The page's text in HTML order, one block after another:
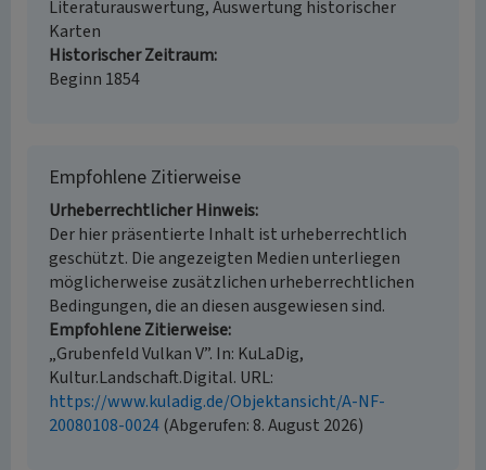
Literaturauswertung, Auswertung historischer
Karten
Historischer Zeitraum
Beginn 1854
Empfohlene Zitierweise
Urheberrechtlicher Hinweis
Der hier präsentierte Inhalt ist urheberrechtlich
geschützt. Die angezeigten Medien unterliegen
möglicherweise zusätzlichen urheberrechtlichen
Bedingungen, die an diesen ausgewiesen sind.
Empfohlene Zitierweise
„Grubenfeld Vulkan V”. In: KuLaDig,
Kultur.Landschaft.Digital. URL:
https://www.kuladig.de/Objektansicht/A-NF-
20080108-0024(Abgerufen: 8. August 2026)